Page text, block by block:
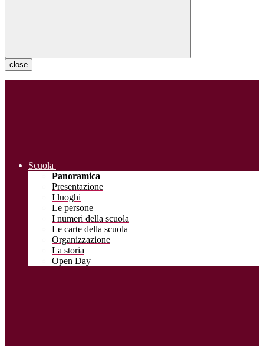
close
Scuola
Panoramica
Presentazione
I luoghi
Le persone
I numeri della scuola
Le carte della scuola
Organizzazione
La storia
Open Day